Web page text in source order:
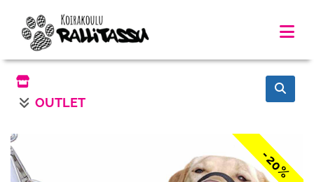
OUTLET
-20%